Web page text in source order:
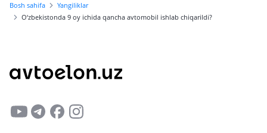
Bosh sahifa
Yangiliklar
O‘zbekistonda 9 oy ichida qancha avtomobil ishlab chiqarildi?